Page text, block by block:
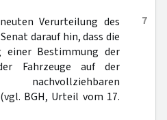
7
Verurteilung des
darauf hin, dass die
einer Bestimmung der
Fahrzeuge auf der
BGH, Urteil vom 17.